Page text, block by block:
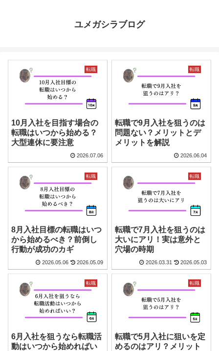
ユメガシラブログ
転職
10月入社を目指す場合の
転職はいつから始める？
大型連休に要注意
2026.07.06
転職
転職で9月入社を狙うのは
問題ない？メリットとデ
メリットを解説
2026.06.04
転職
8月入社目標の転職はいつ
から始めるべき？前倒し
行動が成功のカギ
2026.05.06 2026.05.09
転職
転職で7月入社を狙うのは
大いにアリ！実は意外と
穴場の時期
2026.03.31 2026.05.03
転職
6月入社を狙うなら転職活
動はいつから始めればい
転職
転職で5月入社に狙いを定
めるのはアリ？メリット